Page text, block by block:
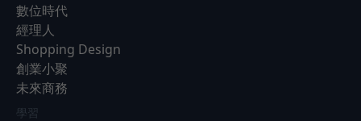
數位時代
經理人
Shopping Design
創業小聚
未來商務
學習